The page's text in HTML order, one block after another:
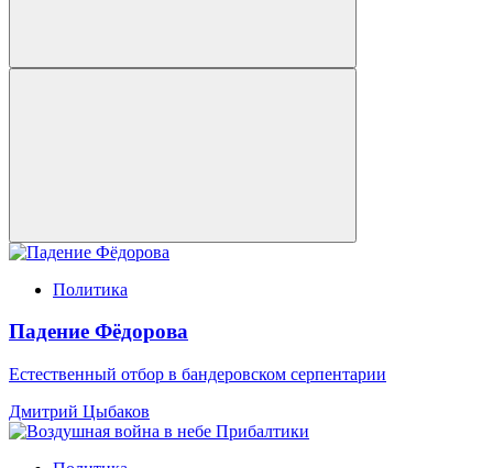
Политика
Падение Фёдорова
Естественный отбор в бандеровском серпентарии
Дмитрий Цыбаков